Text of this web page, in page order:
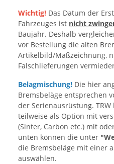
Wichtig! Das Datum der
Fahrzeuges ist nicht
Baujahr. Deshalb
vor Bestellung die alten
Artikelbild/Maßzeichnung,
Falschlieferungen
Belagmischung! Die hier
Bremsbeläge entsprechen
der Serienausrüstung.
teilweise als Option mit
(Sinter, Carbon etc.) mit
unten können die unter
die Bremsbeläge mit einer
auswählen.